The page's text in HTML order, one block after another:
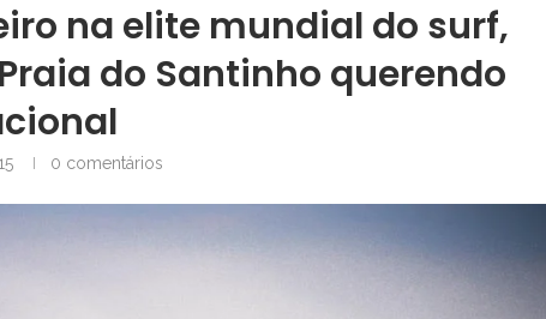
na elite mundial do surf,
do Santinho querendo
0 comentários